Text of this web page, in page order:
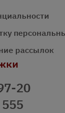
рассылок
20